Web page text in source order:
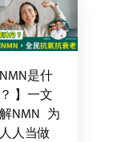
NMN是什
】一文
NMN 为
人当做